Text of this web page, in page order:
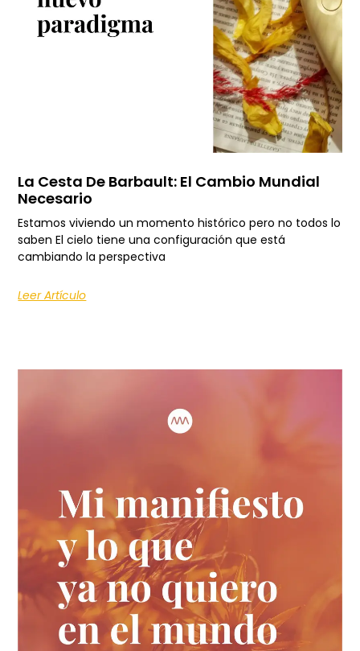
La Cesta De Barbault: El Cambio Mundial
Necesario
Estamos viviendo un momento histórico pero no todos lo
saben El cielo tiene una configuración que está
cambiando la perspectiva
Leer Artículo